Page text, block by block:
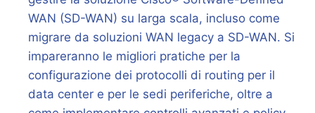
WAN (SD-WAN) su larga scala, incluso come
migrare da soluzioni WAN legacy a SD-WAN. Si
impareranno le migliori pratiche per la
configurazione dei protocolli di routing per il
data center e per le sedi periferiche, oltre a